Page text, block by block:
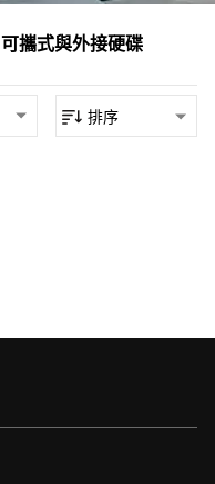
可攜式與外接硬碟
排序